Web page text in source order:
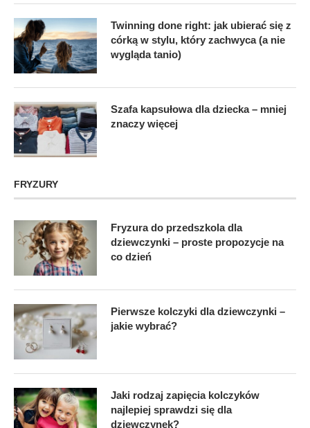
Twinning done right: jak ubierać się z
córką w stylu, który zachwyca (a nie
wygląda tanio)
Szafa kapsułowa dla dziecka – mniej
znaczy więcej
FRYZURY
Fryzura do przedszkola dla
dziewczynki – proste propozycje na
co dzień
Pierwsze kolczyki dla dziewczynki –
jakie wybrać?
Jaki rodzaj zapięcia kolczyków
najlepiej sprawdzi się dla
dziewczynek?